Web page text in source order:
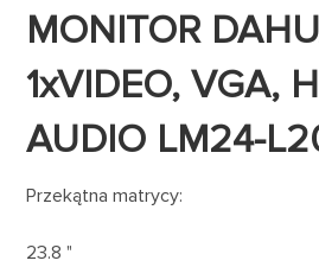
MONITOR
1xVIDEO, VGA,
AUDIO LM24-
Przekątna matrycy:
23.8 "